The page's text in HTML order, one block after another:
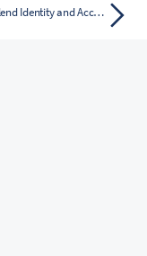
配置与 Talend Identity and Access Management 的 HTTPS 连接